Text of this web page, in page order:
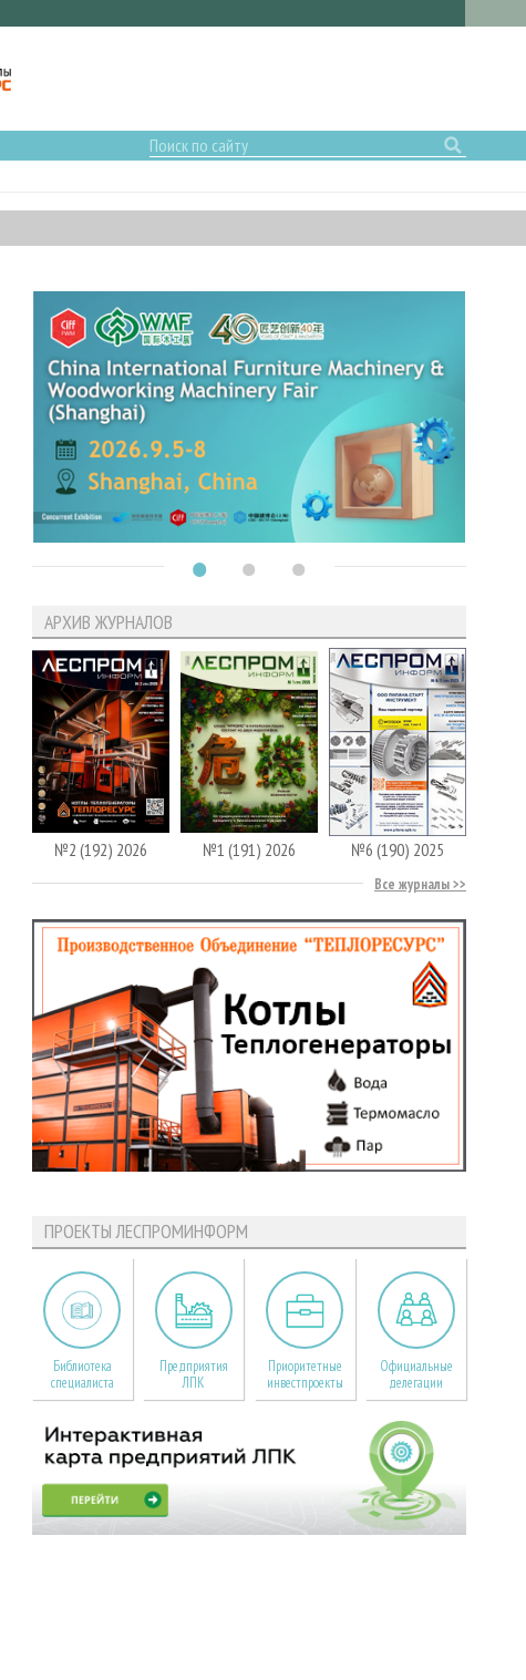
АРХИВ ЖУРНАЛОВ
№2 (192) 2026 №1 (191) 2026 №6 (190) 2025
Все журналы
ПРОЕКТЫ ЛЕСПРОМИНФОРМ
Библиотека
специалиста
Предприятия
ЛПК
Приоритетные
инвестпроекты
Официальные
делегации